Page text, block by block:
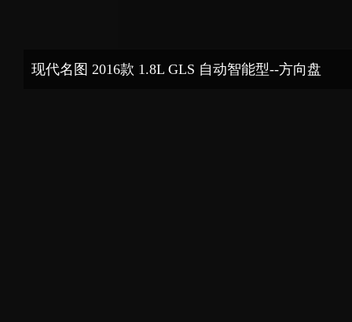
现代名图 2016款 1.8L GLS 自动智能型--方向盘